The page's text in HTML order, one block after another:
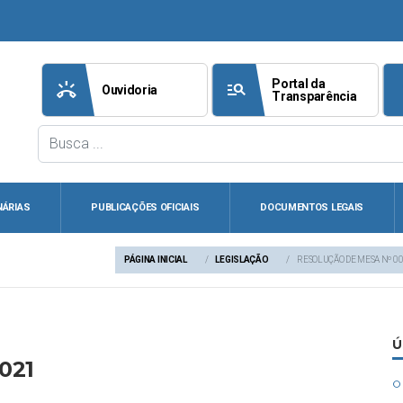
ring_volume Ouvidoria manage_search
Portal da
Transparência
PUBLICAÇÕES OFICIAIS DOCUMENTOS LEGAIS
PÁGINA INICIAL LEGISLAÇÃO RESOLUÇÃO DE MESA Nº
circle